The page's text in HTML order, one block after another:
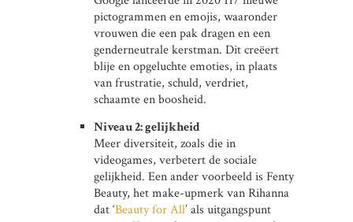
pictogrammen en emojis, waaronder
vrouwen die een pak dragen en een
genderneutrale kerstman. Dit creëert
blije en opgeluchte emoties, in plaats
van frustratie, schuld, verdriet,
schaamte en boosheid.
Niveau 2: gelijkheid
Meer diversiteit, zoals die in
videogames, verbetert de sociale
gelijkheid. Een ander voorbeeld is Fenty
Beauty, het make-upmerk van Rihanna
dat ‘Beauty for All’ als uitgangspunt